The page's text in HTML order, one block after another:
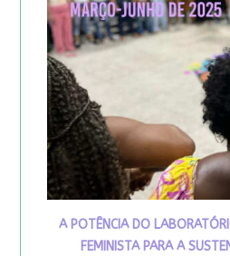
A POTÊNCIA DO
FEMINISTA PARA A